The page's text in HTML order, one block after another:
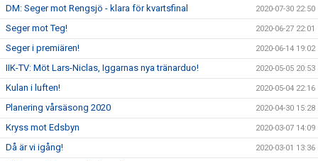
DM: Seger mot Rengsjö - klara för kvartsfinal 2020-07-30 22:50
Seger mot Teg! 2020-06-27 22:01
Seger i premiären! 2020-06-14 19:02
IIK-TV: Möt Lars-Niclas, Iggarnas nya tränarduo! 2020-05-05 20:53
Kulan i luften! 2020-05-04 22:16
Planering vårsäsong 2020 2020-04-30 15:28
Kryss mot Edsbyn 2020-03-07 14:09
Då är vi igång! 2020-03-01 13:36